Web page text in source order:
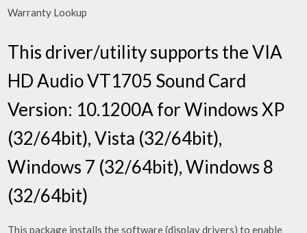
Warranty Lookup
This driver/utility supports the VIA
HD Audio VT1705 Sound Card
Version: 10.1200A for Windows XP
(32/64bit), Vista (32/64bit),
Windows 7 (32/64bit), Windows 8
(32/64bit)
This package installs the software (display drivers) to enable